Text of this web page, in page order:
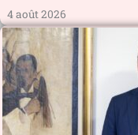
4 août 2026